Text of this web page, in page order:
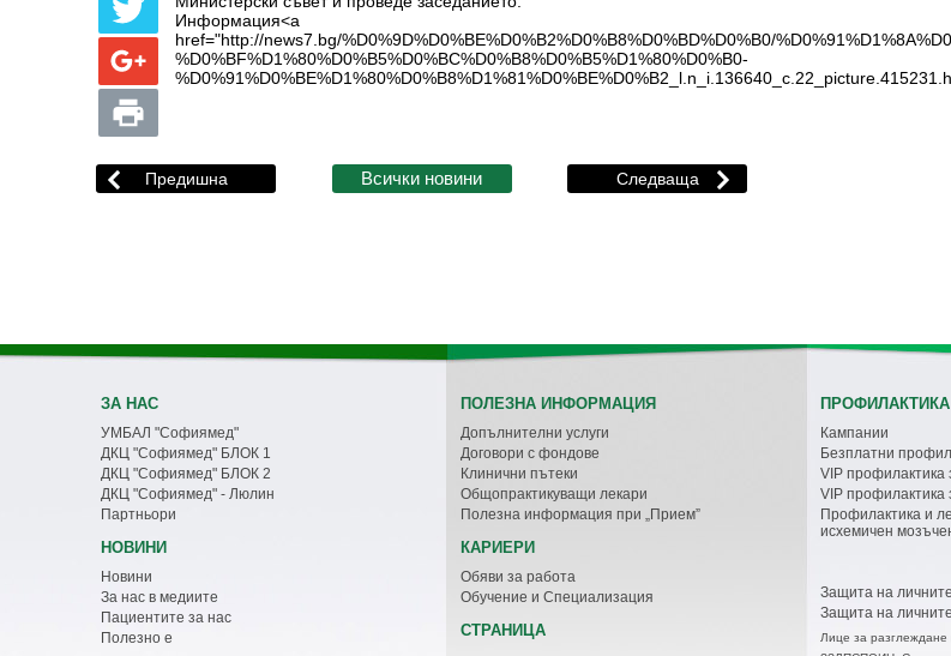
Информация<a
href="http://news7.bg/%D0%9D%D0%BE%D0%B2%D0%B8%D0%BD%D0%B0/
%D0%BF%D1%80%D0%B5%D0%BC%D0%B8%D0%B5%D1%80%D0%B0-
ЗА НАС
УМБАЛ "Софиямед"
ДКЦ "Софиямед" БЛОК 1
ДКЦ "Софиямед" БЛОК 2
ДКЦ "Софиямед" - Люлин
Партньори
НОВИНИ
Новини
За нас в медиите
Пациентите за нас
Полезно е
ПОЛЕЗНА ИНФОРМАЦИЯ
Допълнителни услуги
Договори с фондове
Клинични пътеки
Общопрактикуващи лекари
Полезна информация при „Прием”
КАРИЕРИ
Обяви за работа
Обучение и Специализация
СТРАНИЦА
ПРОФИЛАКТИКА
Кампании
Безплатни
VIP профилактика
VIP профилактика
Профилактика и
исхемичен
Защита на
Защита на
Лице за разглеждане